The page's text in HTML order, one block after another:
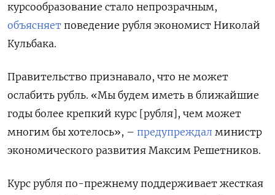
курсообразование стало непрозрачным,
объясняет поведение рубля экономист Николай
Кульбака.
Правительство признавало, что не может
ослабить рубль. «Мы будем иметь в ближайшие
годы более крепкий курс [рубля], чем может
многим бы хотелось», – предупреждал министр
экономического развития Максим Решетников.
Курс рубля по-прежнему поддерживает жесткая